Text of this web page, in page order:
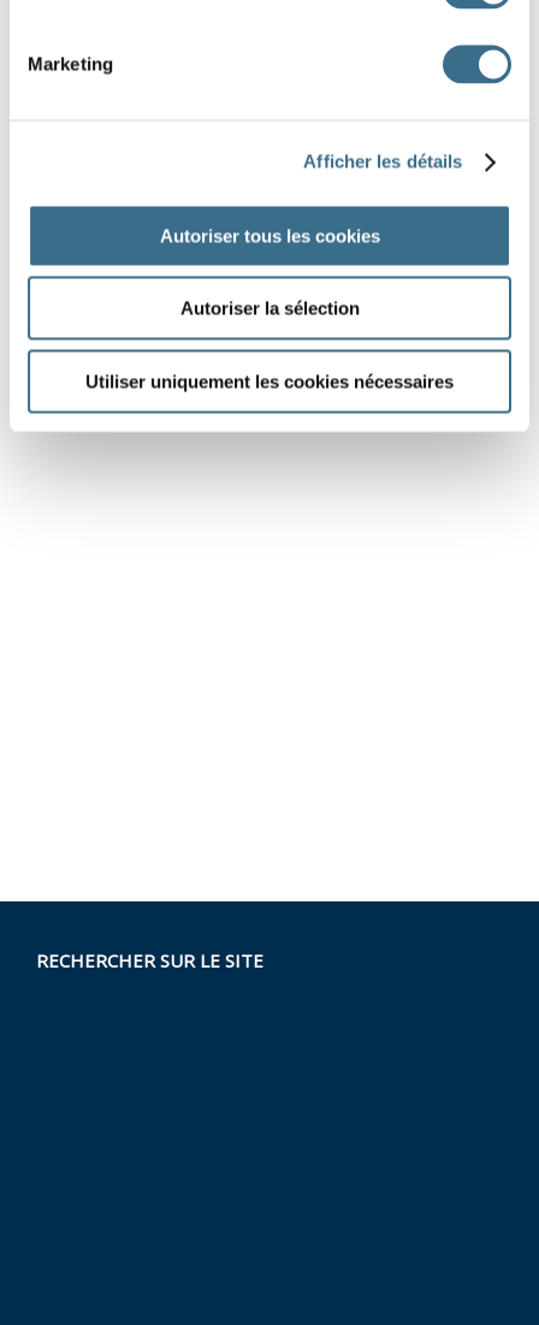
Marketing
Afficher les détails
Autoriser tous les cookies
Autoriser la sélection
Utiliser uniquement les cookies nécessaires
TEST DE FRANÇAIS
5ÈME
GRAMMAIRE, ORTHOGRAPHE, VOCABULAIRE
RECHERCHER SUR LE SITE